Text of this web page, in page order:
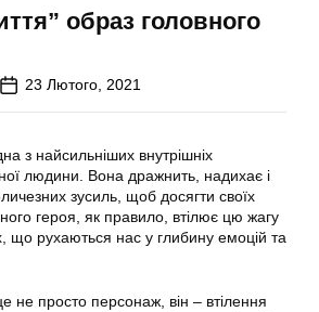
образ головного
23 Лютого, 2021
з найсильніших внутрішніх
людини. Вона дражнить, надихає і
зусиль, щоб досягти своїх
героя, як правило, втілює цю жагу
що рухаються нас у глибину емоцій та
не просто персонаж, він – втілення